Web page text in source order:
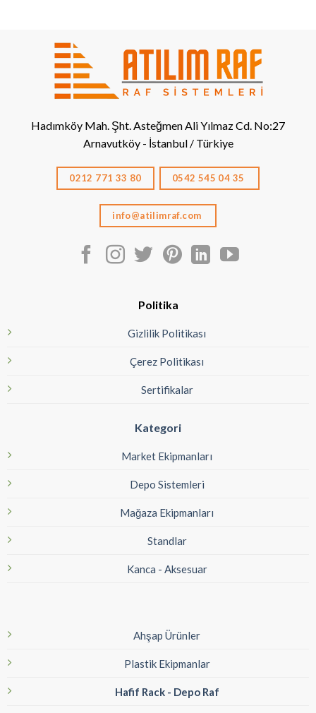
Hadımköy Mah. Şht. Asteğmen Ali Yılmaz Cd. No:27
Arnavutköy - İstanbul / Türkiye
0212 771 33 80 0542 545 04 35
info@atilimraf.com
Politika
Gizlilik Politikası
Çerez Politikası
Sertifikalar
Kategori
Market Ekipmanları
Depo Sistemleri
Mağaza Ekipmanları
Standlar
Kanca - Aksesuar
Ahşap Ürünler
Plastik Ekipmanlar
Hafif Rack - Depo Raf